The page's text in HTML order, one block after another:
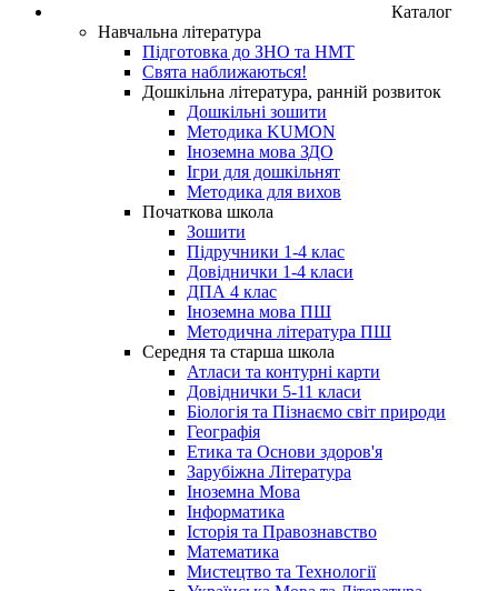
Каталог
Навчальна література
Підготовка до ЗНО та НМТ
Свята наближаються!
Дошкільна література, ранній розвиток
Дошкільні зошити
Методика KUMON
Іноземна мова ЗДО
Ігри для дошкільнят
Методика для вихов
Початкова школа
Зошити
Підручники 1-4 клас
Довіднички 1-4 класи
ДПА 4 клас
Іноземна мова ПШ
Методична література ПШ
Середня та старша школа
Атласи та контурні карти
Довіднички 5-11 класи
Біологія та Пізнаємо світ природи
Географія
Етика та Основи здоров'я
Зарубіжна Література
Іноземна Мова
Інформатика
Історія та Правознавство
Математика
Мистецтво та Технології